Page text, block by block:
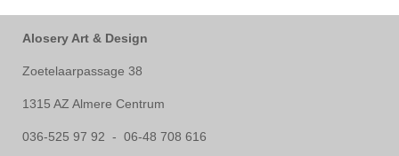
Alosery Art & Design
Zoetelaarpassage 38
1315 AZ Almere Centrum
036-525 97 92 - 06-48 708 616